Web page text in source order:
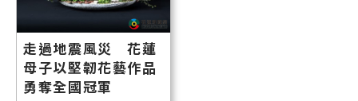
走過地震風災 花蓮
母子以堅韌花藝作品
勇奪全國冠軍